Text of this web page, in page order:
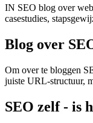
IN SEO blog over
casestudies,
Blog over
Om over te bloggen
juiste URL-structuur,
SEO zelf - is